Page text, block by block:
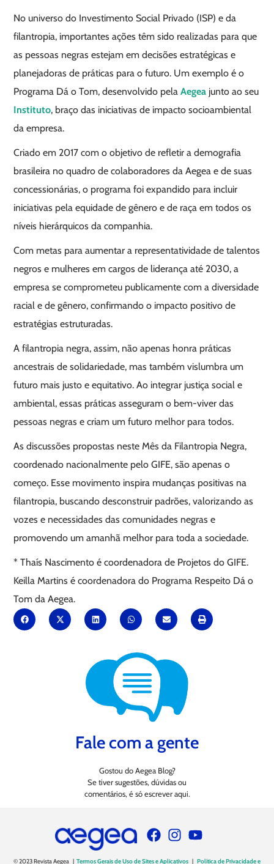
No universo do Investimento Social Privado (ISP) e da
filantropia, importantes ações têm sido realizadas para que
as pessoas negras estejam em decisões estratégicas e
planejadoras de práticas para o futuro. Um exemplo é o
Programa Dá o Tom, desenvolvido pelaAegea junto ao seu
Instituto, braço das iniciativas de impacto socioambiental
da empresa.
Criado em 2017 com o objetivo de refletir a demografia
brasileira no quadro de colaboradores da Aegea e de suas
concessionárias, o programa foi expandido para incluir
iniciativas pela equidade de gênero e de raça em todos os
níveis hierárquicos da companhia.
Com metas para aumentar a representatividade de talentos
negros e mulheres em cargos de liderança até 2030, a
empresa se comprometeu publicamente com a diversidade
racial e de gênero, confirmando o impacto positivo de
estratégias estruturadas.
A filantropia negra, assim, não apenas honra práticas
ancestrais de solidariedade, mas também vislumbra um
futuro mais justo e equitativo. Ao integrar justiça social e
ambiental, essas práticas asseguram o bem-viver das
pessoas negras e criam um futuro melhor para todos.
As discussões propostas neste Mês da Filantropia Negra,
coordenado nacionalmente pelo GIFE, são apenas o
começo. Esse movimento inspira mudanças positivas na
filantropia, buscando desconstruir padrões, valorizando as
vozes e necessidades das comunidades negras e
promovendo um amanhã melhor para toda a sociedade.
* Thaís Nascimento é coordenadora de Projetos do GIFE.
Keilla Martins é coordenadora do Programa Respeito Dá o
Tom da Aegea.
Fale com a gente
Gostou do Aegea Blog?
Se tiver sugestões, dúvidas ou
comentários, é só escrever aqui.
© 2023 Revista Aegea | Termos Gerais de Uso de Sites e Aplicativos | Política de Privacidade e